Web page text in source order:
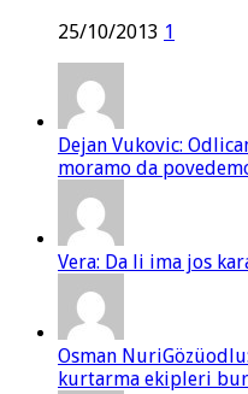
25/10/2013 1
Dejan Vukovic:
moramo da
Vera: Da li ima jos
Osman
kurtarma ekipleri